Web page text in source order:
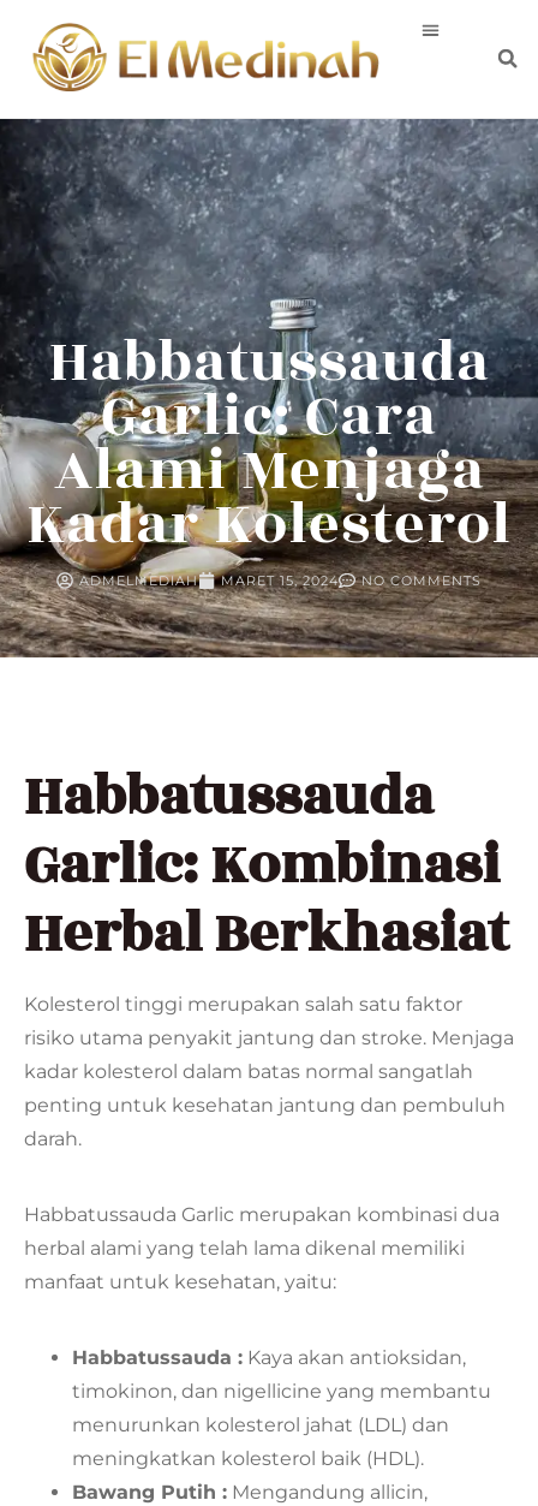
Habbatussauda
Garlic: Cara
Alami Menjaga
Kadar Kolesterol
ADMELMEDIAH MARET 15, 2024 NO COMMENTS
Habbatussauda
Garlic: Kombinasi
Herbal Berkhasiat
Kolesterol tinggi merupakan salah satu faktor
risiko utama penyakit jantung dan stroke. Menjaga
kadar kolesterol dalam batas normal sangatlah
penting untuk kesehatan jantung dan pembuluh
darah.
Habbatussauda Garlic merupakan kombinasi dua
herbal alami yang telah lama dikenal memiliki
manfaat untuk kesehatan, yaitu:
Habbatussauda : Kaya akan antioksidan,
timokinon, dan nigellicine yang membantu
menurunkan kolesterol jahat (LDL) dan
meningkatkan kolesterol baik (HDL).
Bawang Putih : Mengandung allicin,